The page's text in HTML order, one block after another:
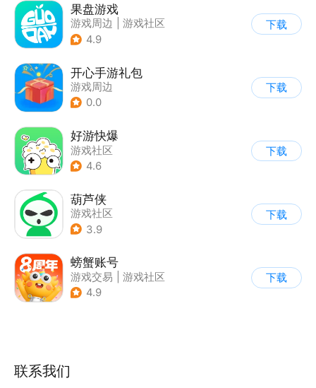
果盘游戏
游戏周边
游戏社区
4.9
下载
开心手游礼包
游戏周边
0.0
下载
好游快爆
游戏社区
4.6
下载
葫芦侠
游戏社区
3.9
下载
螃蟹账号
游戏交易
游戏社区
| 代练陪玩
4.9
下载
联系我们